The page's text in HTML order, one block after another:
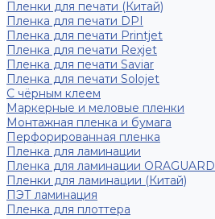
Пленки для печати (Китай)
Пленка для печати DPI
Пленка для печати Printjet
Пленка для печати Rexjet
Пленка для печати Saviar
Пленка для печати Solojet
С чёрным клеем
Маркерные и меловые пленки
Монтажная пленка и бумага
Перфорированная пленка
Пленка для ламинации
Пленка для ламинации ORAGUARD
Пленки для ламинации (Китай)
ПЭТ ламинация
Пленка для плоттера